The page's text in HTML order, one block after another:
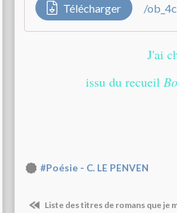
Télécharger /
J'ai
issu du recueil
#Poésie - C. LE PENVEN
Liste des titres de romans que je